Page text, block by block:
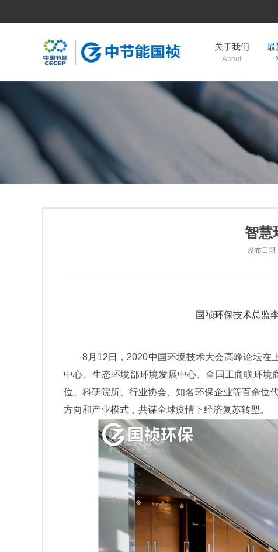
关于我们
About
最
智慧
发布日
国祯环保技术总监
8月12日，2020中国环境技术大会高峰论坛在
中心、生态环境部环境发展中心、全国工商联环
位、科研院所、行业协会、知名环保企业等百余位
方向和产业模式，共谋全球疫情下经济复苏转型。